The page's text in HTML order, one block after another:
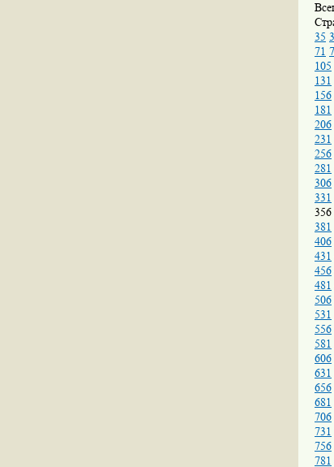
35
71
105
131
156
181
206
231
256
281
306
331
356
381
406
431
456
481
506
531
556
581
606
631
656
681
706
731
756
781